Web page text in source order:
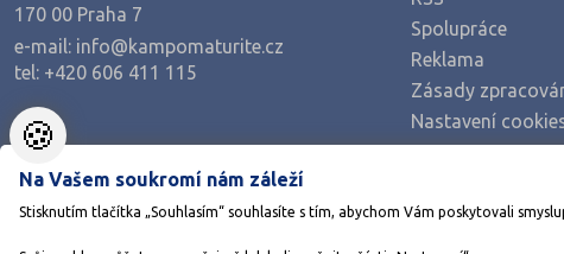
Pedagogika a sociální péče
Umělecké obory
Šance na přijetí
170 00 Praha 7
e-mail: info@kampomaturite.cz
tel: +420 606 411 115
Spolupráce
Reklama
Zásady
Nastavení
🍪
Na Vašem soukromí nám záleží
Stisknutím tlačítka „Souhlasím“ souhlasíte s tím, abychom Vám poskytovali